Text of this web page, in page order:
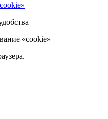
«cookie»